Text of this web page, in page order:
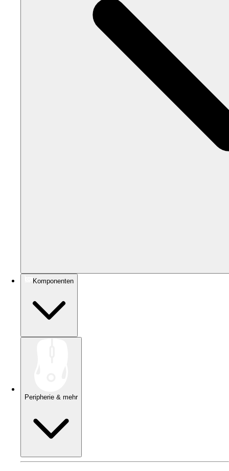
Komponenten
Peripherie & mehr